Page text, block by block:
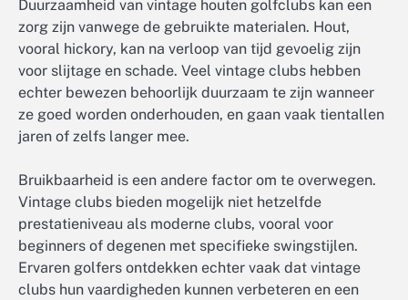
Duurzaamheid van vintage houten golfclubs kan een
zorg zijn vanwege de gebruikte materialen. Hout,
vooral hickory, kan na verloop van tijd gevoelig zijn
voor slijtage en schade. Veel vintage clubs hebben
echter bewezen behoorlijk duurzaam te zijn wanneer
ze goed worden onderhouden, en gaan vaak tientallen
jaren of zelfs langer mee.
Bruikbaarheid is een andere factor om te overwegen.
Vintage clubs bieden mogelijk niet hetzelfde
prestatieniveau als moderne clubs, vooral voor
beginners of degenen met specifieke swingstijlen.
Ervaren golfers ontdekken echter vaak dat vintage
clubs hun vaardigheden kunnen verbeteren en een